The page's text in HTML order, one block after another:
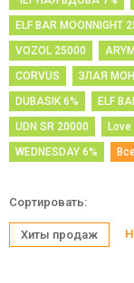
ELF BAR MOONNIGHT
VOZOL 25000
CORVUS
ЗЛАЯ
DUBASIK 6%
ELF
UDN SR 20000
WEDNESDAY 6%
Сортировать:
Хиты продаж